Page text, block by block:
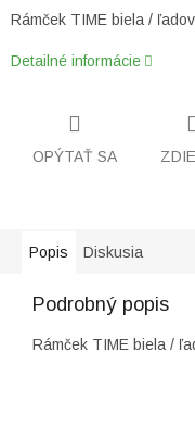
Rámček TIME biela /
Detailné informácie
OPÝTAŤ SA
Popis Diskusia
Podrobný popis
Rámček TIME biela /